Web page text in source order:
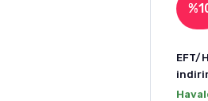
EFT/